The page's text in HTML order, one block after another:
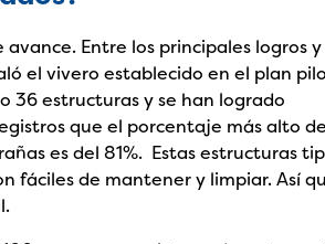
Entre los principales logros y
el vivero establecido en el plan
36 estructuras y se han logrado
que el porcentaje más alto de
es del 81%. Estas estructuras
fáciles de mantener y limpiar. Así